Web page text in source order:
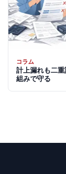
コラム
計上漏れも二
組みで守る